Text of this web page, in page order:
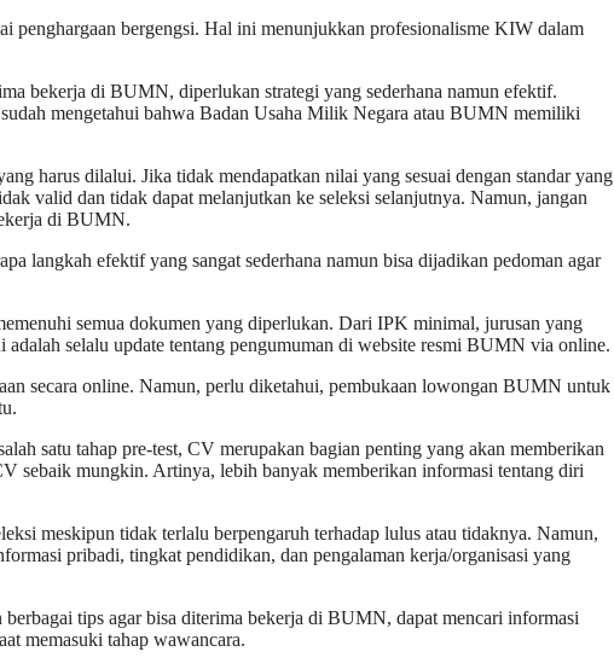
penghargaan bergengsi. Hal ini menunjukkan profesionalisme KIW dalam
bekerja di BUMN, diperlukan strategi yang sederhana namun efektif.
mengetahui bahwa Badan Usaha Milik Negara atau BUMN memiliki
harus dilalui. Jika tidak mendapatkan nilai yang sesuai dengan standar yang
valid dan tidak dapat melanjutkan ke seleksi selanjutnya. Namun, jangan
di BUMN.
langkah efektif yang sangat sederhana namun bisa dijadikan pedoman agar
semua dokumen yang diperlukan. Dari IPK minimal, jurusan yang
selalu update tentang pengumuman di website resmi BUMN via online.
secara online. Namun, perlu diketahui, pembukaan lowongan BUMN untuk
satu tahap pre-test, CV merupakan bagian penting yang akan memberikan
sebaik mungkin. Artinya, lebih banyak memberikan informasi tentang diri
meskipun tidak terlalu berpengaruh terhadap lulus atau tidaknya. Namun,
pribadi, tingkat pendidikan, dan pengalaman kerja/organisasi yang
tips agar bisa diterima bekerja di BUMN, dapat mencari informasi
memasuki tahap wawancara.